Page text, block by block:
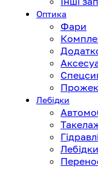
Оптика
Фари
Лебідки